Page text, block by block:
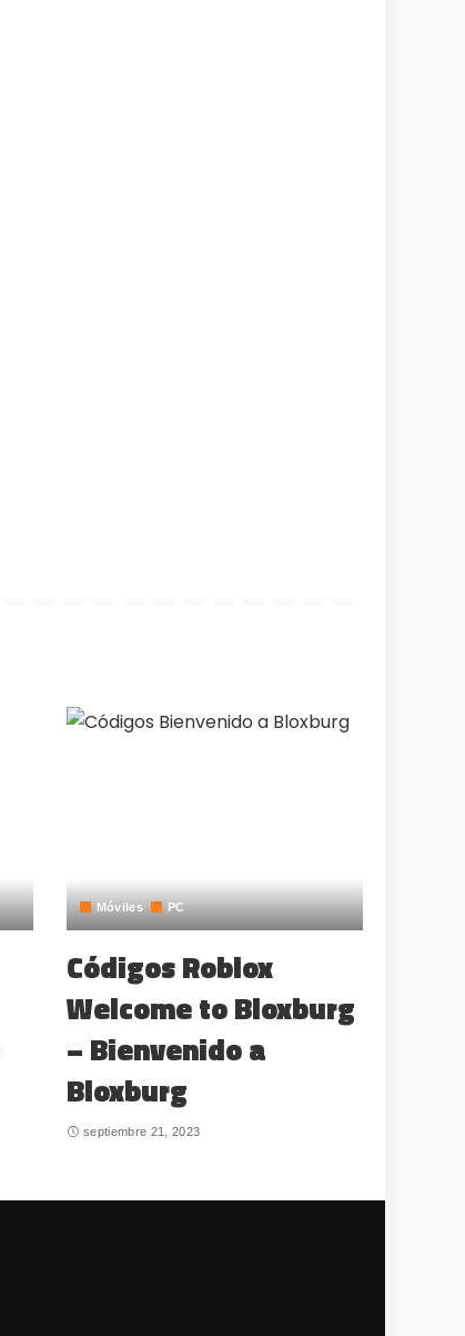
Móviles PC
Códigos Roblox
Welcome to Bloxburg
– Bienvenido a
Bloxburg
septiembre 21, 2023